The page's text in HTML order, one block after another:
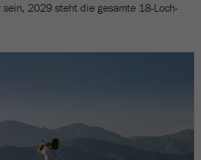
sein, 2029 steht die gesamte 18-Loch-